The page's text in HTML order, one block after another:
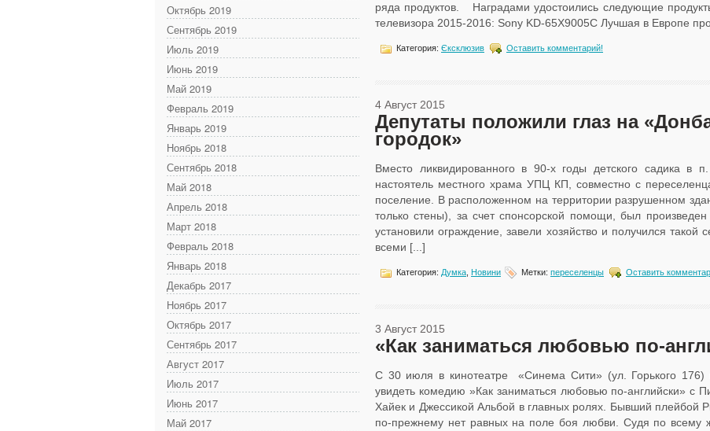
Октябрь 2019
Сентябрь 2019
Июль 2019
Июнь 2019
Май 2019
Февраль 2019
Январь 2019
Ноябрь 2018
Сентябрь 2018
Май 2018
Апрель 2018
Март 2018
Февраль 2018
Январь 2018
Декабрь 2017
Ноябрь 2017
Октябрь 2017
Сентябрь 2017
Август 2017
Июль 2017
Июнь 2017
Май 2017
ряда продуктов. Наградами удостоились следующие
телевизора 2015-2016: Sony KD-65X9005C Лучшая в Европе
Категория: Єксклюзив Оставить комментарий!
4 Август 2015
Депутаты положили глаз на
городок»
Вместо ликвидированного в 90-х годы детского садика в
настоятель местного храма УПЦ КП, совместно с
поселение. В расположенном на территории разрушенном
только стены), за счет спонсорской помощи, был
установили ограждение, завели хозяйство и получился такой
всеми [...]
Категория: Думка Новини Метки: переселенцы Оставить
3 Август 2015
«Как заниматься любовью по-
С 30 июля в кинотеатре «Синема Сити» (ул. Горького 176)
увидеть комедию »Как заниматься любовью по-английски» с
Хайек и Джессикой Альбой в главных ролях. Бывший плейбой
по-прежнему нет равных на поле боя любви. Судя по всему